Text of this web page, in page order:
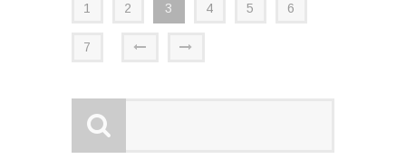
1 2 3 4 5 6
7